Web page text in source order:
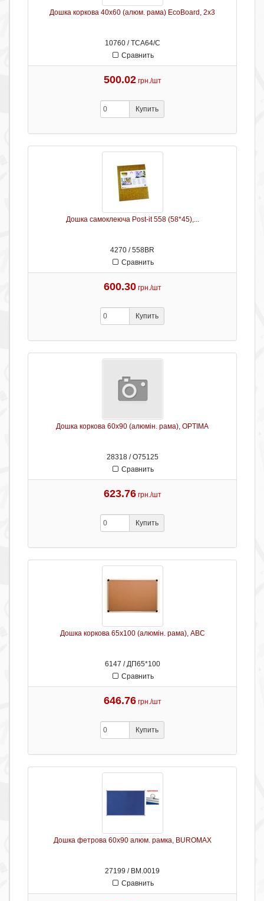
Дошка коркова 40х60 (алюм. рама) EcoBoard, 2х3
10760 / ТСА64/С
Сравнить
500.02 грн./шт
Купить
Дошка самоклеюча Post-it 558 (58*45),...
4270 / 558BR
Сравнить
600.30 грн./шт
Купить
Дошка коркова 60х90 (алюмін. рама), OPTIMA
28318 / О75125
Сравнить
623.76 грн./шт
Купить
Дошка коркова 65х100 (алюмін. рама), ABC
6147 / ДП65*100
Сравнить
646.76 грн./шт
Купить
Дошка фетрова 60х90 алюм. рамка, BUROMAX
27199 / ВМ.0019
Сравнить